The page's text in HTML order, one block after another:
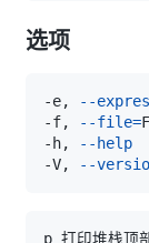
选项
-e, --
-f,
--file=
-h,
--help
-V,
--